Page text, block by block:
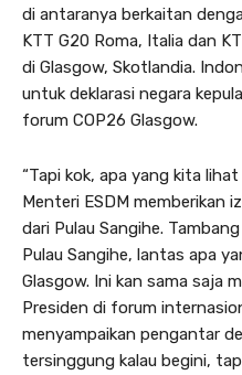
di antaranya berkaitan
KTT G20 Roma, Italia dan
di Glasgow, Skotlandia.
untuk deklarasi negara
forum COP26 Glasgow.
“Tapi kok, apa yang kita
Menteri ESDM memberikan
dari Pulau Sangihe.
Pulau Sangihe, lantas apa
Glasgow. Ini kan sama saja
Presiden di forum
menyampaikan pengantar
tersinggung kalau begini,